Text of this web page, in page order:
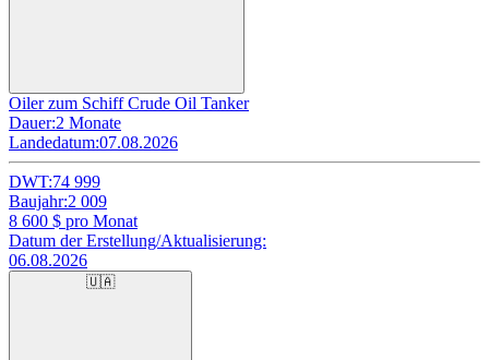
Oiler zum Schiff Crude Oil Tanker
Dauer:2 Monate
Landedatum:07.08.2026
DWT:74 999
Baujahr:2 009
8 600 $ pro Monat
Datum der Erstellung/Aktualisierung:
06.08.2026
🇺🇦